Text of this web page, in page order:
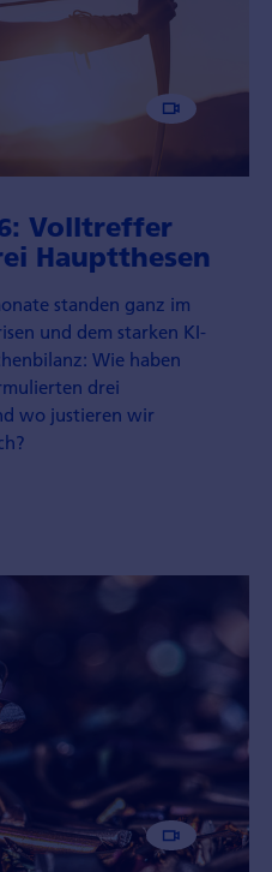
Volltreffer
Hauptthesen
standen ganz im
und dem starken KI-
Wie haben
drei
wo justieren wir